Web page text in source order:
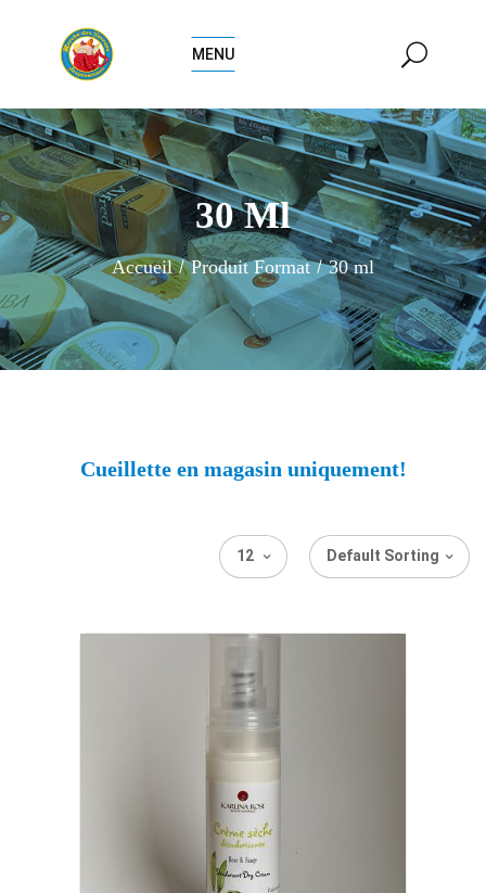
MENU
30 Ml
Accueil Produit Format 30 ml
Cueillette en magasin uniquement!
Default Sorting
12